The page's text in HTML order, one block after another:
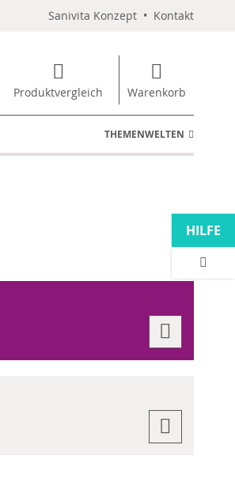
Sanivita Konzept • Kontakt
Produktvergleich Warenkorb
THEMENWELTEN
HILFE